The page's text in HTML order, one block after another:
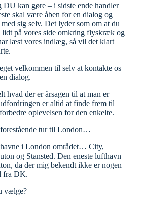
kan gøre – i sidste ende handler
skal være åben for en dialog og
sig selv. Det lyder som om at du
på vores side omkring flyskræk og
læst vores indlæg, så vil det klart
velkommen til selv at kontakte os
dialog.
hvad der er årsagen til at man er
er altid at finde frem til
forbedre oplevelsen for den enkelte.
tur til London…
i London området… City,
og Stansted. Den eneste lufthavn
da der mig bekendt ikke er nogen
fra DK.
vælge?